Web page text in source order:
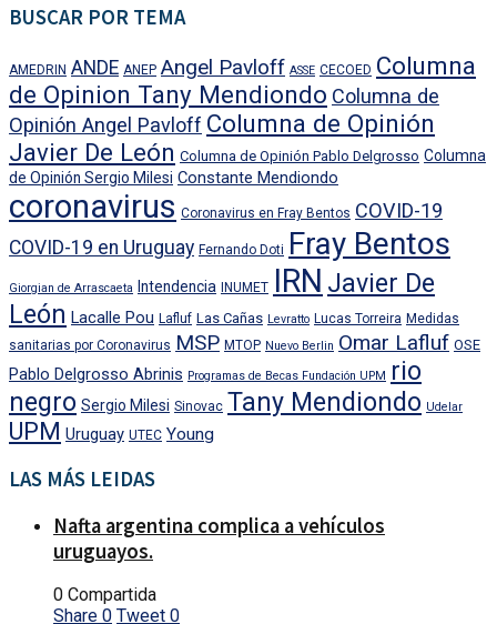
BUSCAR POR TEMA
AMEDRIN ANDE ANEP Angel Pavloff ASSE CECOED Columna
de Opinion Tany Mendiondo Columna de
Opinión Angel Pavloff Columna de Opinión
Javier De León Columna de Opinión Pablo Delgrosso Columna
de Opinión Sergio Milesi Constante Mendiondo
coronavirus Coronavirus en Fray Bentos COVID-19
COVID-19 en Uruguay Fernando Doti Fray Bentos
Giorgian de Arrascaeta Intendencia INUMET IRN Javier De
León Lacalle Pou Lafluf Las Cañas Levratto Lucas Torreira Medidas
sanitarias por Coronavirus MSP MTOP Nuevo Berlin Omar Lafluf OSE
Pablo Delgrosso Abrinis Programas de Becas Fundación UPM
rio
negro Sergio Milesi Sinovac Tany Mendiondo Udelar
UPM Uruguay UTEC Young
LAS MÁS LEIDAS
Nafta argentina complica a vehículos
uruguayos.
0 Compartida
Share 0 Tweet 0